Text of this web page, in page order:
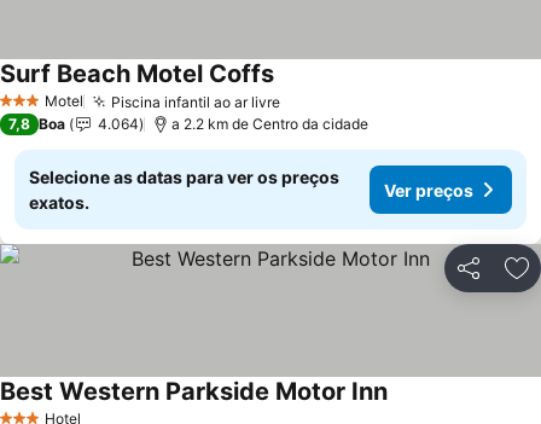
3 EstrelasMotel Piscina infantil ao ar livreVer preços
Surf Beach Motel CoffsVer preços
7,8 Boa 4.064 a 2.2 km de Centro da cidade
Selecione as datas para ver os preços
exatos.
Ver preços
Partilhar
Hotel
Best Western Parkside Motor InnVer preços